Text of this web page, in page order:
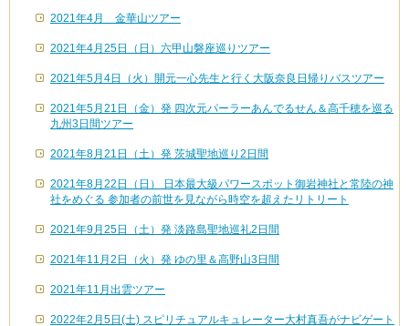
2021年4月 金華山ツアー
2021年4月25日（日）六甲山磐座巡りツアー
2021年5月4日（火）開元一心先生と行く大阪奈良日帰りバスツアー
2021年5月21日（金）発 四次元パーラーあんでるせん＆高千穂を巡る
九州3日間ツアー
2021年8月21日（土）発 茨城聖地巡り2日間
2021年8月22日（日） 日本最大級パワースポット御岩神社と常陸の神
社をめぐる 参加者の前世を見ながら時空を超えたリトリート
2021年9月25日（土）発 淡路島聖地巡礼2日間
2021年11月2日（火）発 ゆの里＆高野山3日間
2021年11月出雲ツアー
2022年2月5日(土) スピリチュアルキュレーター大村真吾がナビゲート